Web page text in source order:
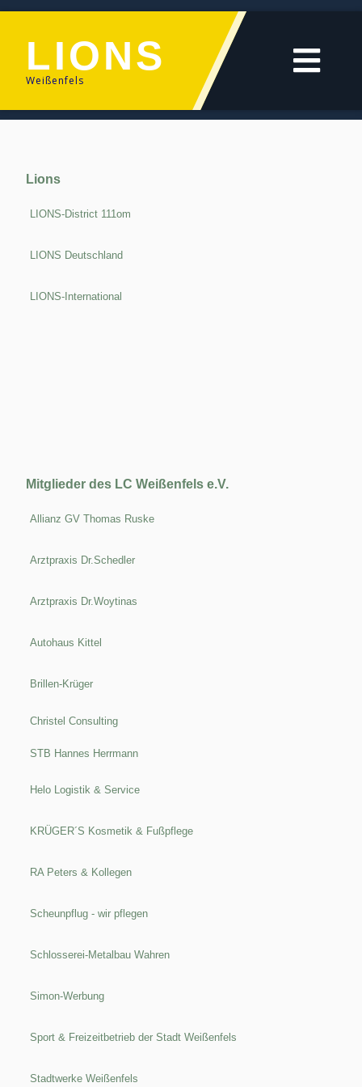
LIONS
Weißenfels
Lions
LIONS-District 111om
LIONS Deutschland
LIONS-International
Mitglieder des LC Weißenfels e.V.
Allianz GV Thomas Ruske
Arztpraxis Dr.Schedler
Arztpraxis Dr.Woytinas
Autohaus Kittel
Brillen-Krüger
Christel Consulting
STB Hannes Herrmann
Helo Logistik & Service
KRÜGER´S Kosmetik & Fußpflege
RA Peters & Kollegen
Scheunpflug - wir pflegen
Schlosserei-Metalbau Wahren
Simon-Werbung
Sport & Freizeitbetrieb der Stadt Weißenfels
Stadtwerke Weißenfels